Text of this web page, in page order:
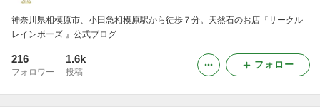
神奈川県相模原市、小田急相模原駅から徒歩７分。天然石のお店『サークル
レインボーズ 』公式ブログ
216
フォロワー
1.6k
投稿
フォロー